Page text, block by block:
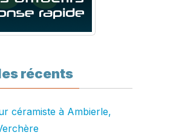
récents
céramiste à Ambierle,